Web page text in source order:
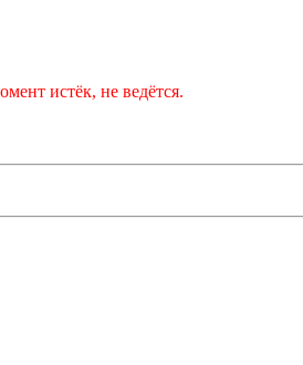
истёк, не ведётся.